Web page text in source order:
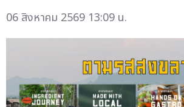
06 สิงหาคม 2569 13:09 น.